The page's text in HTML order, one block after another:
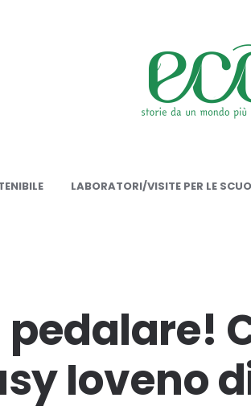
LABORATORI/VISITE PER LE
pedalare!
Ioveno